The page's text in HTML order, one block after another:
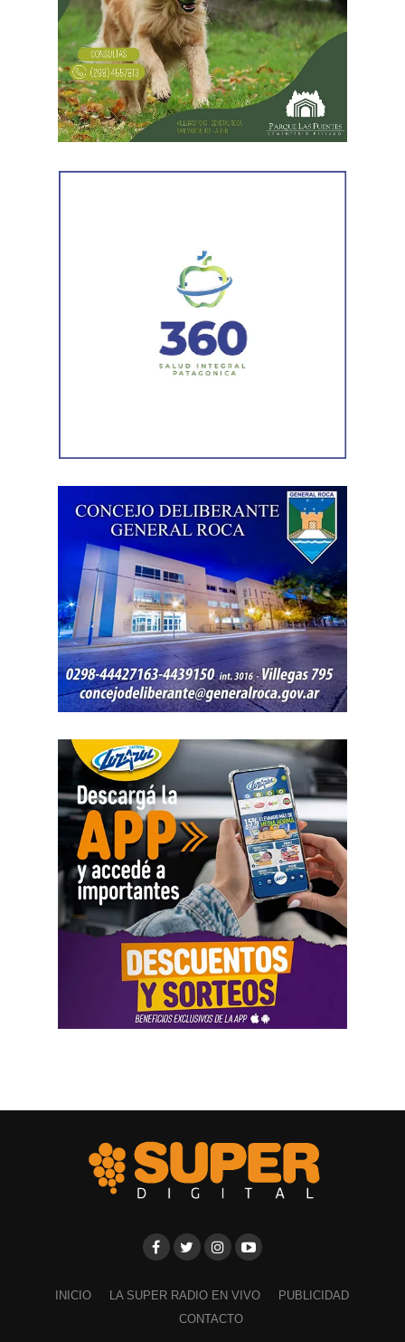
Desde Vialidad Nacional informaron que,durante las
próximas semanas, el operativo de bacheo será
reforzado con dos nuevas cuadrillas de trabajo y dos
camiones bacheadores, lo que permitirá incrementar
el ritmo de ejecución y optimizar las tareas de
mantenimiento en distintos puntos del Alto Valle.
Por otra parte, el organismo avanza con el relevamiento
sectores más deteriorados y mejorar las condiciones de
INICIO LA SUPER RADIO EN VIVO
PUBLICIDAD
CONTACTO